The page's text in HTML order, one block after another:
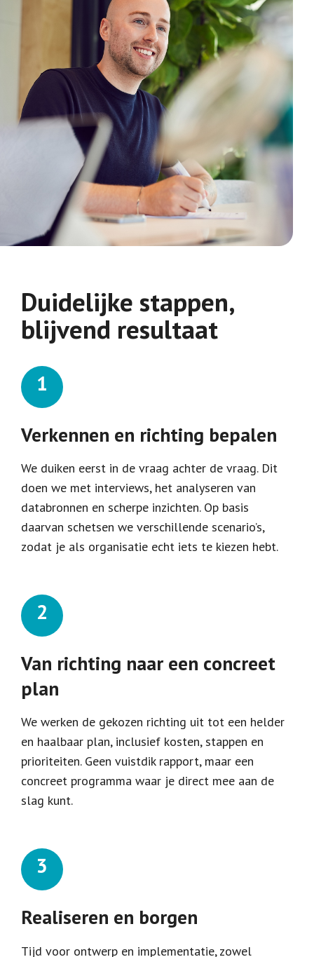
Duidelijke stappen,
blijvend resultaat
Verkennen en richting bepalen
We duiken eerst in de vraag achter de vraag. Dit
doen we met interviews, het analyseren van
databronnen en scherpe inzichten. Op basis
daarvan schetsen we verschillende scenario’s,
zodat je als organisatie echt iets te kiezen hebt.
Van richting naar een concreet
plan
We werken de gekozen richting uit tot een helder
en haalbaar plan, inclusief kosten, stappen en
prioriteiten. Geen vuistdik rapport, maar een
concreet programma waar je direct mee aan de
slag kunt.
Realiseren en borgen
Tijd voor ontwerp en implementatie, zowel